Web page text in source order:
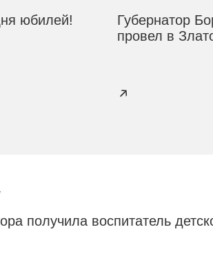
юбилей!
Губернатор
провел в
получила воспитатель